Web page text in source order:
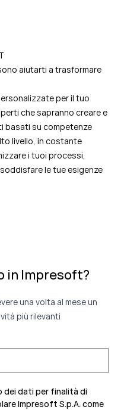
aiutarti a trasformare
per il tuo
che sapranno creare e
basati su competenze
livello, in costante
i tuoi processi,
le tue esigenze
in Impresoft?
una volta al mese un
più rilevanti
dati per finalità di
Impresoft S.p.A. come